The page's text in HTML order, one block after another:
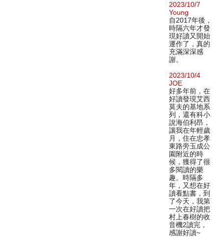
2023/10/7
Young
自2017年後，
時隔六年才發
現好讀又開始
運作了，真的
充滿深深感
謝。
2023/10/4
JOE
好多年前，在
好讀發現艾西
莫夫的基地系
列，還有科小
說海伯利昂，
讓我在年輕歲
月，住在忠孝
東路旁玉成公
園附近的時
候，獲得了很
多閱讀的樂
趣。時隔多
年，又想在好
讀看點書，到
了今天，我第
一次在好讀把
村上春樹的收
音機2讀完，
感謝好讀~